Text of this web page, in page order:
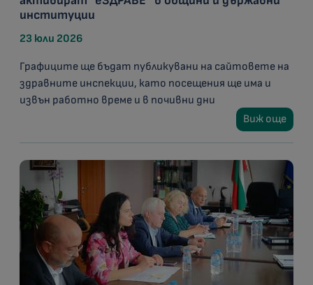
институции
23 юли 2026
Графиците ще бъдат публикувани на сайтовете на
здравните инспекции, като посещения ще има и
извън работно време и в почивни дни
Виж още